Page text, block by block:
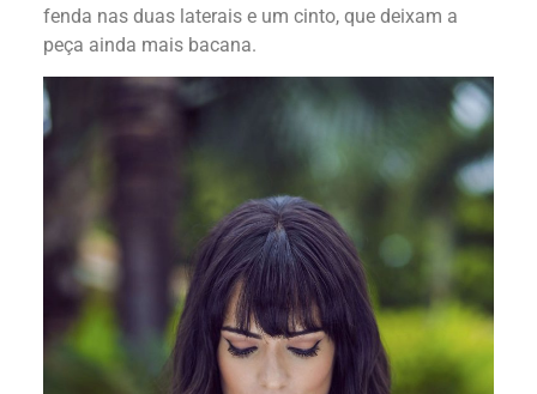
fenda nas duas laterais e um cinto, que deixam a
peça ainda mais bacana.